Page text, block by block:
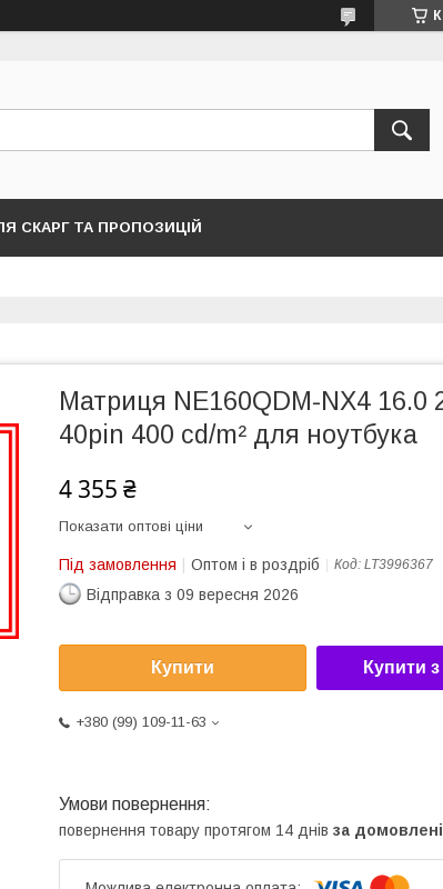
СКАРГ ТА ПРОПОЗИЦІЙ
Матриця NE160QDM-NX4 16.0
40pin 400 cd/m² для ноутбука
4 355 ₴
Показати оптові ціни
Під замовлення Оптом і в роздріб Код: LT3996367
Відправка з 09 вересня 2026
Купити Купити з
+380 (99) 109-11-63
повернення товару протягом 14 днів за